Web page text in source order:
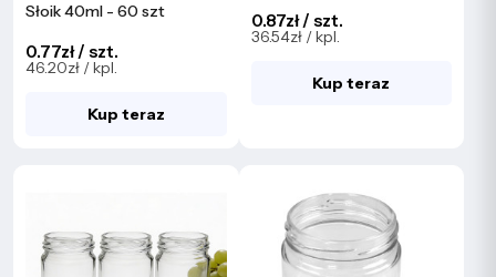
Słoik 40ml - 60 szt
0.77zł / szt.
46.20zł / kpl.
Kup teraz
0.87zł / szt.
36.54zł / kpl.
Kup teraz